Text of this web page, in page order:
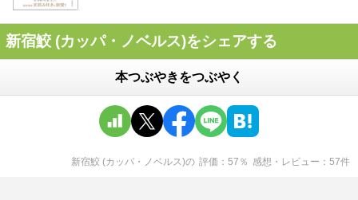
新宿鮫 (カッパ・ノベルス)をシェアする
本つぶやきをつぶやく
新宿鮫 (カッパ・ノベルス)の 評価 57 ％ 感想・レビュー 57件